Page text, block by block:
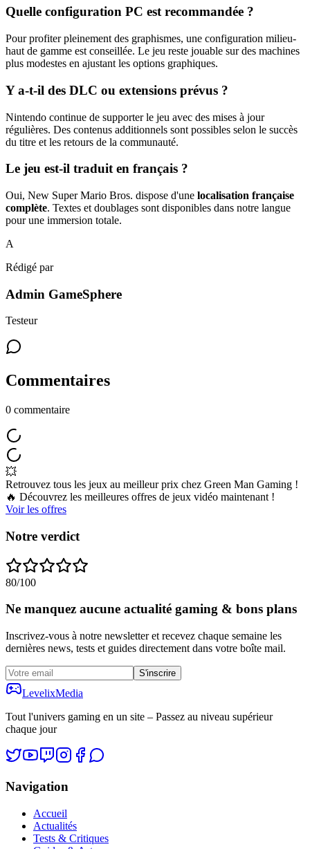
Quelle configuration PC est recommandée ?
Pour profiter pleinement des graphismes, une configuration milieu-
haut de gamme est conseillée. Le jeu reste jouable sur des machines
plus modestes en ajustant les options graphiques.
Y a-t-il des DLC ou extensions prévus ?
Nintendo continue de supporter le jeu avec des mises à jour
régulières. Des contenus additionnels sont possibles selon le succès
du titre et les retours de la communauté.
Le jeu est-il traduit en français ?
Oui, New Super Mario Bros. dispose d'une localisation française
complète. Textes et doublages sont disponibles dans notre langue
pour une immersion totale.
A
Rédigé par
Admin GameSphere
Testeur
Commentaires
0 commentaire
💥
Retrouvez tous les jeux au meilleur prix chez Green Man Gaming !
🔥 Découvrez les meilleures offres de jeux vidéo maintenant !
Voir les offres
Notre verdict
80/100
Ne manquez aucune actualité gaming & bons plans
Inscrivez-vous à notre newsletter et recevez chaque semaine les
dernières news, tests et guides directement dans votre boîte mail.
S'inscrire
LevelixMedia
Tout l'univers gaming en un site – Passez au niveau supérieur
chaque jour
Navigation
Accueil
Actualités
Tests & Critiques